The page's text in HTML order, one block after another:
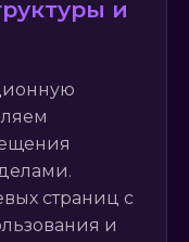
и
страниц с
и